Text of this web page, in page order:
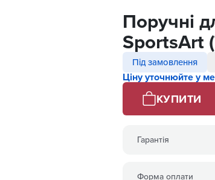
Поручні
SportsArt
Під замовлення
Ціну уточнюйте у
КУПИТИ
Гарантія
Форма оплати